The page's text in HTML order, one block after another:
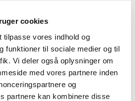
cookies
tilpasse vores indhold og
funktioner til sociale medier og til
Vi deler også oplysninger om
med vores partnere inden
og
partnere kan kombinere disse
4008239224750
Vitakraft Ring XL Parakit
70 g – Sprød Snack med
Korn & Æg
DKK 49,95
DKK 39,96 ekskl. moms